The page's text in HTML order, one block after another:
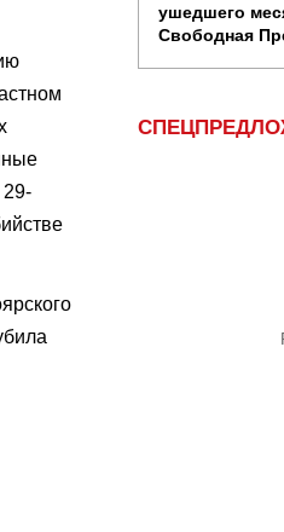
29-
ушедшего
Свободная